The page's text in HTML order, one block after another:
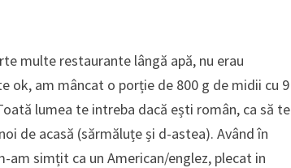
multe restaurante lângă apă, nu erau
am mâncat o porție de 800 g de midii cu 9
lumea te intreba dacă ești român, ca să te
de acasă (sărmăluțe și d-astea). Având în
simțit ca un American/englez, plecat in